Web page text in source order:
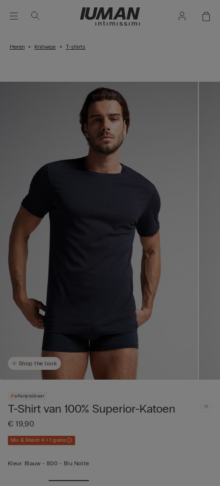
Heren Knitwear T-shirts
Shop the look
Aanpasbaar
T-Shirt van 100% Superior-Katoen
€ 19,90
Mix & Match 4 + 1 gratis
Kleur: Blauw - 800 - Blu Notte